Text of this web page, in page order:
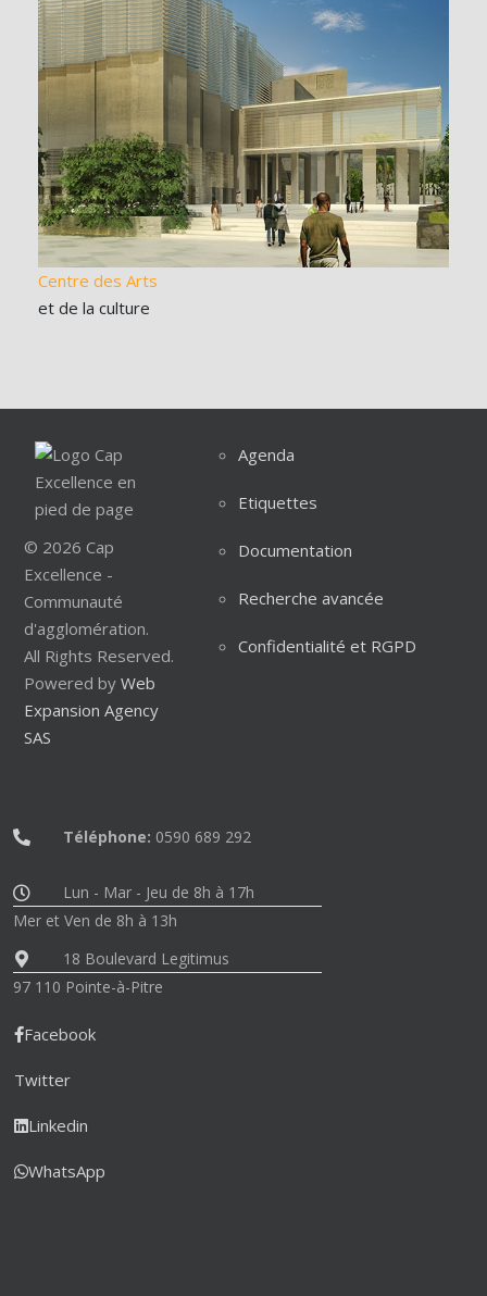
Centre des Arts
et de la culture
© 2026 Cap
Excellence -
Communauté
d'agglomération.
All Rights Reserved.
Powered by Web
Expansion Agency
SAS
Agenda
Etiquettes
Documentation
Recherche avancée
Confidentialité et RGPD
Téléphone: 0590 689 292
Lun - Mar - Jeu de 8h à 17h
Mer et Ven de 8h à 13h
18 Boulevard Legitimus
97 110 Pointe-à-Pitre
Facebook
Twitter
Linkedin
WhatsApp